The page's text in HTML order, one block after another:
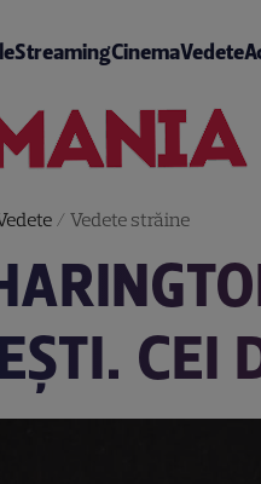
StreamingCinemaVedete
/ Vedete străine
CEI